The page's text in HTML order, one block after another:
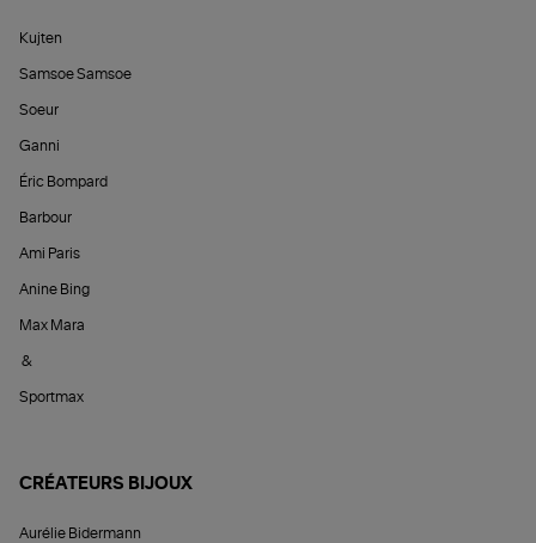
Kujten
Samsoe Samsoe
Soeur
Ganni
Éric Bompard
Barbour
Ami Paris
Anine Bing
Max Mara
&
Sportmax
CRÉATEURS BIJOUX
Aurélie Bidermann